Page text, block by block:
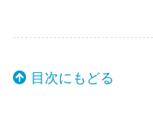
目次にもどる